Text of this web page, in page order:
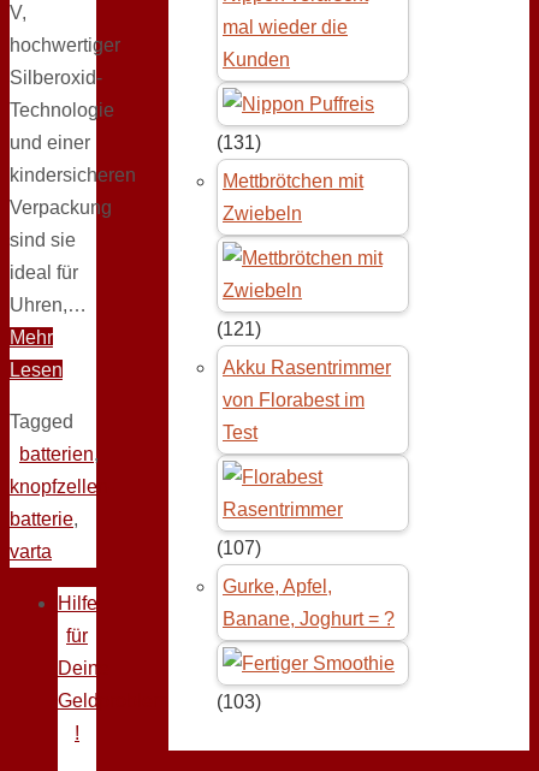
V,
hochwertiger
Silberoxid-
Technologie
und einer
kindersicheren
Verpackung
sind sie
ideal für
Uhren,…
Mehr
Lesen
Tagged
batterien,
knopfzellen-
batterie,
varta
Hilfe
für
Deine
Geldprobleme
!
mal wieder die
Kunden
(131)
Mettbrötchen mit
Zwiebeln
(121)
Akku Rasentrimmer
von Florabest im
Test
(107)
Gurke, Apfel,
Banane, Joghurt = ?
(103)